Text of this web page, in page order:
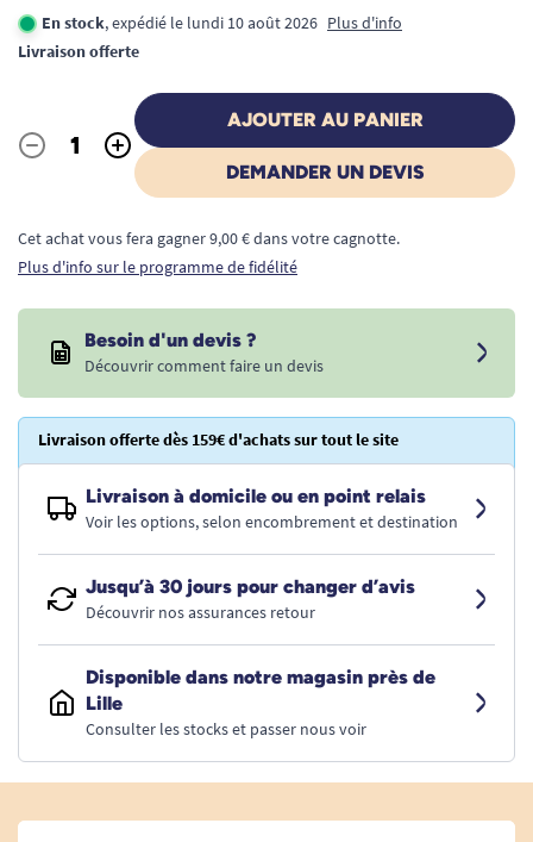
En stock, expédié le lundi 10 août 2026 Plus d'info
Livraison offerte
Quantité
- +
AJOUTER AU PANIER
DEMANDER UN DEVIS
Cet achat vous fera gagner 9,00 € dans votre cagnotte.
Plus d'info sur le programme de fidélité
Besoin d'un devis ?
Découvrir comment faire un devis
Livraison offerte dès 159€ d'achats sur tout le site
Livraison à domicile ou en point relais
Voir les options, selon encombrement et destination
Jusqu’à 30 jours pour changer d’avis
Découvrir nos assurances retour
Disponible dans notre magasin près de
Lille
Consulter les stocks et passer nous voir